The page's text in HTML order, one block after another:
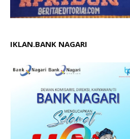
IKLAN.BANK NAGARI